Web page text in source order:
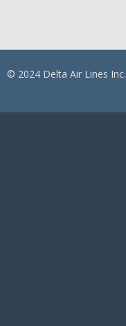
© 2024 Delta Air Lines Inc.